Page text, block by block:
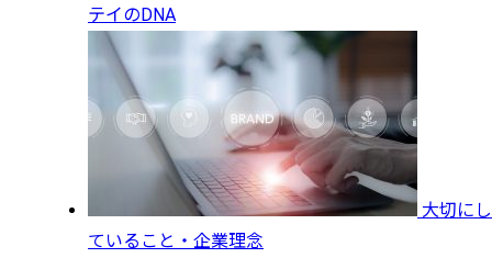
テイのDNA
大切にし
ていること・企業理念